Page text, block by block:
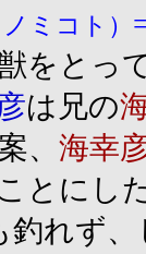
ミコト）
をとっ
は兄の
、 海幸
とにし
釣れず